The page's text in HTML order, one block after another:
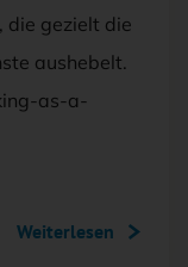
die gezielt die
aushebelt.
as-a-
Weiterlesen